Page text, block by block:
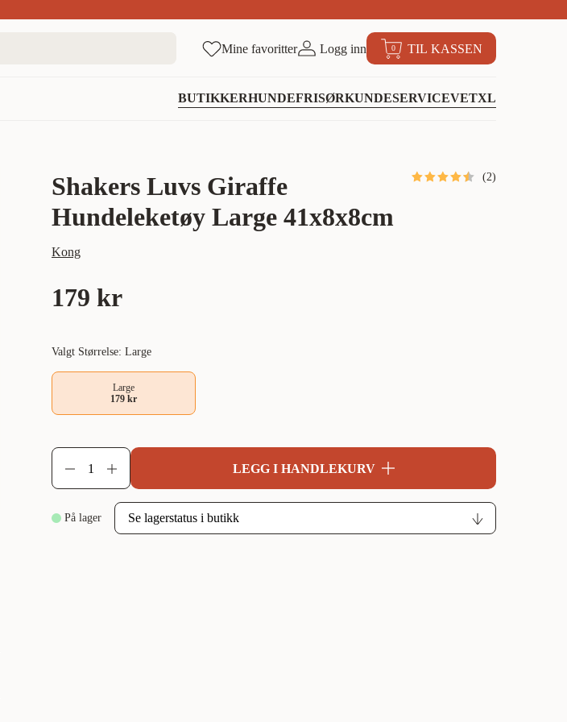
Mine favoritter Logg inn 0 TIL KASSEN
BUTIKKERHUNDEFRISØRKUNDESERVICEVETXL
Shakers Luvs Giraffe
Hundeleketøy Large 41x8x8cm
Kong
(2)
179 kr
Valgt Størrelse: Large
Large
179 kr
LEGG I HANDLEKURV
På lager